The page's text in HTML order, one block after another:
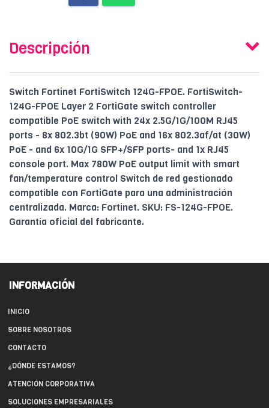
Descripción
Switch Fortinet FortiSwitch 124G-FPOE. FortiSwitch-
124G-FPOE Layer 2 FortiGate switch controller
compatible PoE switch with 24x 2.5G/1G/100M RJ45
ports - 8x 802.3bt (90W) PoE and 16x 802.3af/at (30W)
PoE - and 6x 10G/1G SFP+/SFP ports- and 1x RJ45
console port. Max 780W PoE output limit with smart
fan/temperature control Switch de red gestionado
compatible con FortiGate para una administración
centralizada. Marca: Fortinet. SKU: FS-124G-FPOE.
Garantía oficial del fabricante.
INFORMACIÓN
INICIO
SOBRE NOSOTROS
CONTACTO
¿DÓNDE ESTAMOS?
ATENCIÓN CORPORATIVA
SOLUCIONES EMPRESARIALES